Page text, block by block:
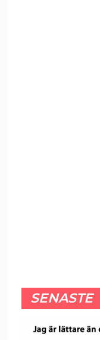
SENASTE